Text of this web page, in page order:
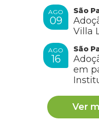
personalidade, e
encontrará uma
partiu.?
AGO
09
São
Villa
AGO
16
São
em
Ver